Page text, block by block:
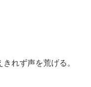
れず声を荒げる。